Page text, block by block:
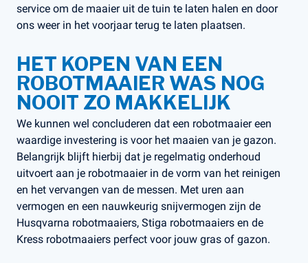
service om de maaier uit de tuin te laten halen en door
ons weer in het voorjaar terug te laten plaatsen.
HET KOPEN VAN EEN
ROBOTMAAIER WAS NOG
NOOIT ZO MAKKELIJK
We kunnen wel concluderen dat een robotmaaier een
waardige investering is voor het maaien van je gazon.
Belangrijk blijft hierbij dat je regelmatig onderhoud
uitvoert aan je robotmaaier in de vorm van het reinigen
en het vervangen van de messen. Met uren aan
vermogen en een nauwkeurig snijvermogen zijn de
Husqvarna robotmaaiers, Stiga robotmaaiers en de
Kress robotmaaiers perfect voor jouw gras of gazon.